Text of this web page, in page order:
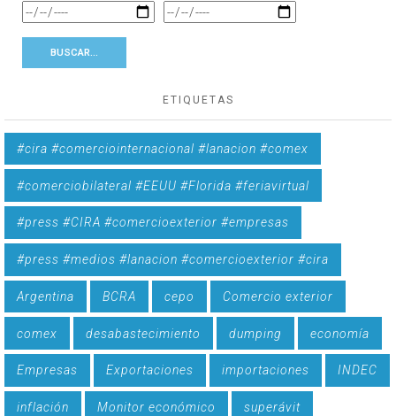
ETIQUETAS
#cira #comerciointernacional #lanacion #comex
#comerciobilateral #EEUU #Florida #feriavirtual
#press #CIRA #comercioexterior #empresas
#press #medios #lanacion #comercioexterior #cira
Argentina BCRA cepo Comercio exterior
comex desabastecimiento dumping economía
Empresas Exportaciones importaciones INDEC
inflación Monitor económico superávit